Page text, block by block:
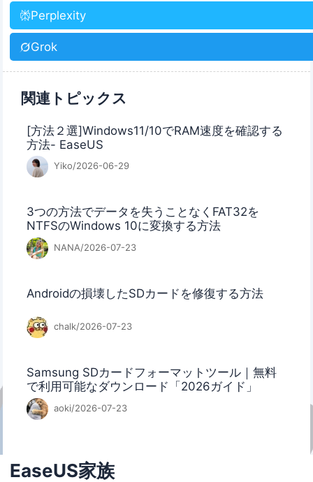
Perplexity
Grok
関連トピックス
[方法２選]Windows11/10でRAM速度を確認する
方法- EaseUS
Yiko/2026-06-29
3つの方法でデータを失うことなくFAT32を
NTFSのWindows 10に変換する方法
NANA/2026-07-23
Androidの損壊したSDカードを修復する方法
chalk/2026-07-23
Samsung SDカードフォーマットツール｜無料
で利用可能なダウンロード「2026ガイド」
aoki/2026-07-23
EaseUS家族